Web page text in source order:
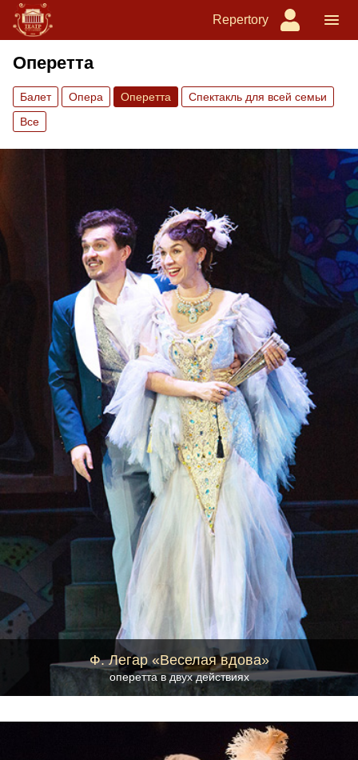
Repertory
Оперетта
Балет Опера Оперетта
Спектакль для всей семьи
Все
Ф. Легар «Веселая вдова»
оперетта в двух действиях